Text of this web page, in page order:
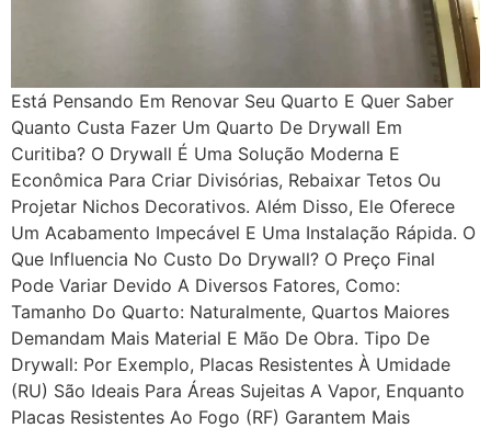
Está Pensando Em Renovar Seu Quarto E Quer Saber
Quanto Custa Fazer Um Quarto De Drywall Em
Curitiba? O Drywall É Uma Solução Moderna E
Econômica Para Criar Divisórias, Rebaixar Tetos Ou
Projetar Nichos Decorativos. Além Disso, Ele Oferece
Um Acabamento Impecável E Uma Instalação Rápida. O
Que Influencia No Custo Do Drywall? O Preço Final
Pode Variar Devido A Diversos Fatores, Como:
Tamanho Do Quarto: Naturalmente, Quartos Maiores
Demandam Mais Material E Mão De Obra. Tipo De
Drywall: Por Exemplo, Placas Resistentes À Umidade
(RU) São Ideais Para Áreas Sujeitas A Vapor, Enquanto
Placas Resistentes Ao Fogo (RF) Garantem Mais